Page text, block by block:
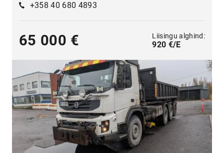
+358 40 680 4893
65 000 € Liisingu alghind:
920 €/E